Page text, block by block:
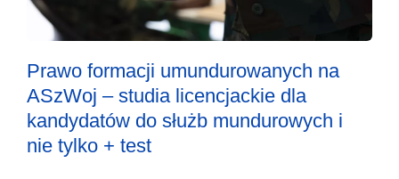
Prawo formacji umundurowanych na
ASzWoj – studia licencjackie dla
kandydatów do służb mundurowych i
nie tylko + test